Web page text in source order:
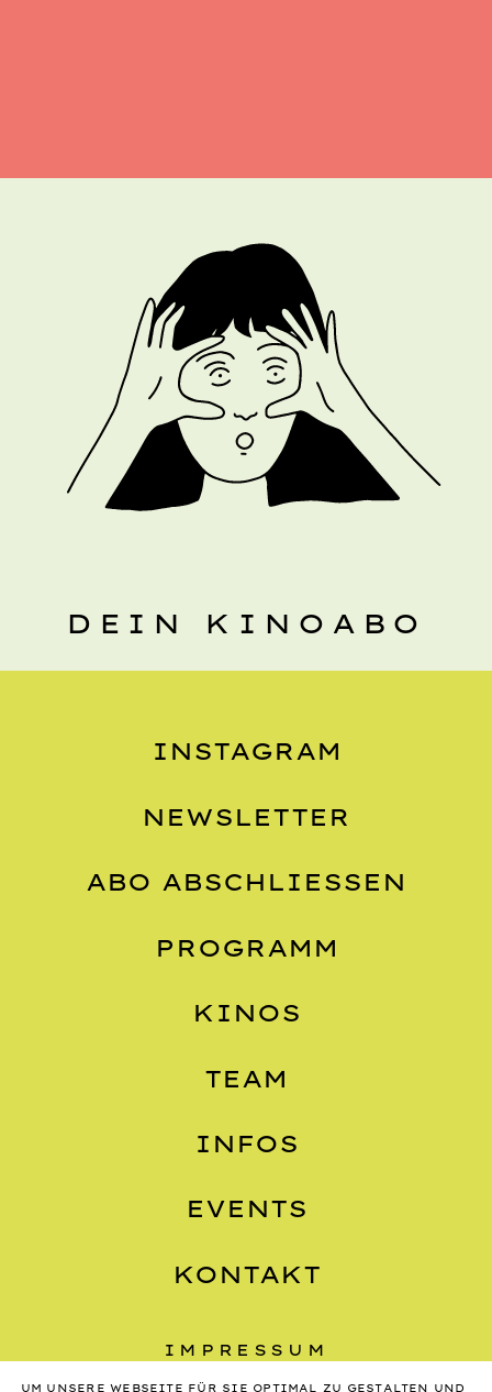
DEIN KINOABO
INSTAGRAM
NEWSLETTER
ABO ABSCHLIESSEN
PROGRAMM
KINOS
TEAM
INFOS
EVENTS
KONTAKT
IMPRESSUM
UM UNSERE WEBSEITE FÜR SIE OPTIMAL ZU GESTALTEN UND